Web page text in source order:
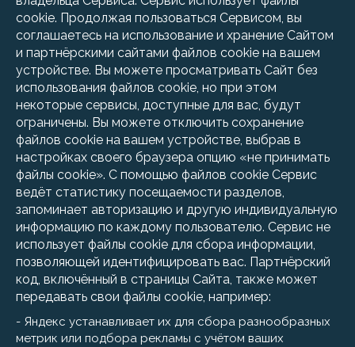
cookie. Продолжая пользоваться Сервисом, вы
соглашаетесь на использование и хранение Сайтом
и партнёрскими сайтами файлов cookie на вашем
устройстве. Вы можете просматривать Сайт без
использования файлов сookie, но при этом
некоторые сервисы, доступные для вас, будут
ограничены. Вы можете отключить сохранение
файлов сookie на вашем устройстве, выбрав в
настройках своего браузера опцию «не принимать
файлы cookie». С помощью файлов cookie Сервис
ведёт статистику посещаемости разделов,
запоминает авторизацию и другую индивидуальную
информацию по каждому пользователю. Сервис не
использует файлы cookie для сбора информации,
позволяющей идентифицировать вас. Партнёрский
код, включённый в страницы Сайта, также может
передавать свои файлы cookie, например:
- Яндекс устанавливает их для сбора разнообразных
метрик или подбора рекламы с учётом ваших